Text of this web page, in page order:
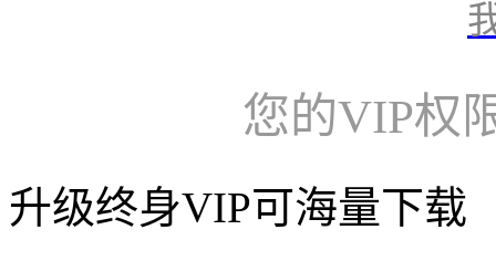
您的VIP权
升级终身VIP可海量下载